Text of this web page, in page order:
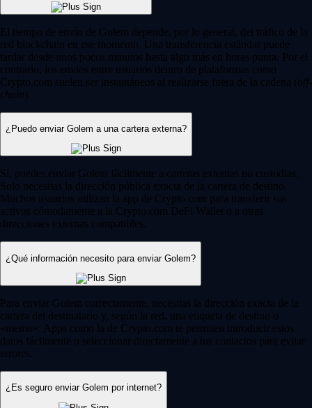
El tiempo de envío de Golem depende, por lo general, del tráfico de la
red blockchain en ese momento. Una transferencia estándar puede
tardar desde unos pocos minutos hasta algo más en horas punta. Por el
contrario, los envíos entre usuarios dentro de plataformas como
Crypto.com suelen ser instantáneos al realizarse fuera de la cadena (off-
chain ).
¿Puedo enviar Golem a una cartera externa?
Sí, puedes enviar Golem fácilmente a carteras externas no custodias.
Solo necesitas la dirección pública exacta de la cartera de destino.
Muchos usuarios utilizan la app de Crypto.com para transferir sus
activos cómodamente a la Crypto.com DeFi Wallet o a otras
direcciones externas compatibles.
¿Qué información necesito para enviar Golem?
Para enviar Golem correctamente, necesitas la dirección exacta de la
cartera del destinatario y, según la red, una etiqueta de destino o
«memo». Apps como la de Crypto.com te permiten introducir estos
datos fácilmente o seleccionar directamente a tus contactos para evitar
errores.
¿Es seguro enviar Golem por internet?